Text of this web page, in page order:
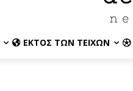
ΕΚΤΌΣ ΤΩΝ ΤΕΙΧΏΝ